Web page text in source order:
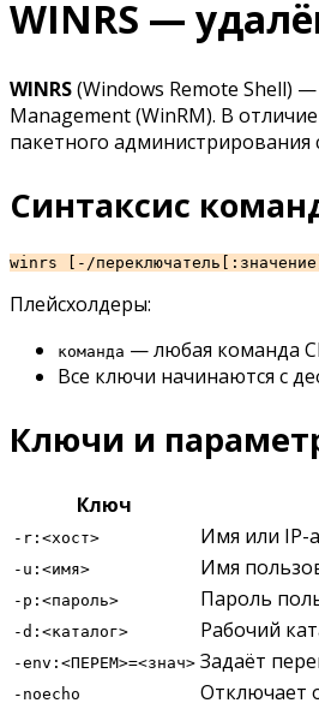
WINRS —
WINRS(Windows Remote Shell)
Management (WinRM). В
пакетного администрирования
Синтаксис
Плейсхолдеры:
команда — любая команда
Все ключи начинаются с
Ключи и
Ключ
-r:<хост> Имя или IP-
-u:<имя> Имя
-p:<пароль> Пароль
-d:<каталог> Рабочий
-env:<ПЕРЕМ>=<знач> Задаёт
-noecho Отключает